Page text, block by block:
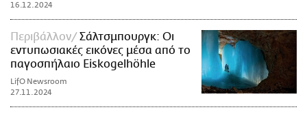
16.12.2024
Περιβάλλον
Σάλτσμπουργκ: Οι
εντυπωσιακές εικόνες μέσα από το
παγοσπήλαιο Eiskogelhöhle
LifO Newsroom
27.11.2024